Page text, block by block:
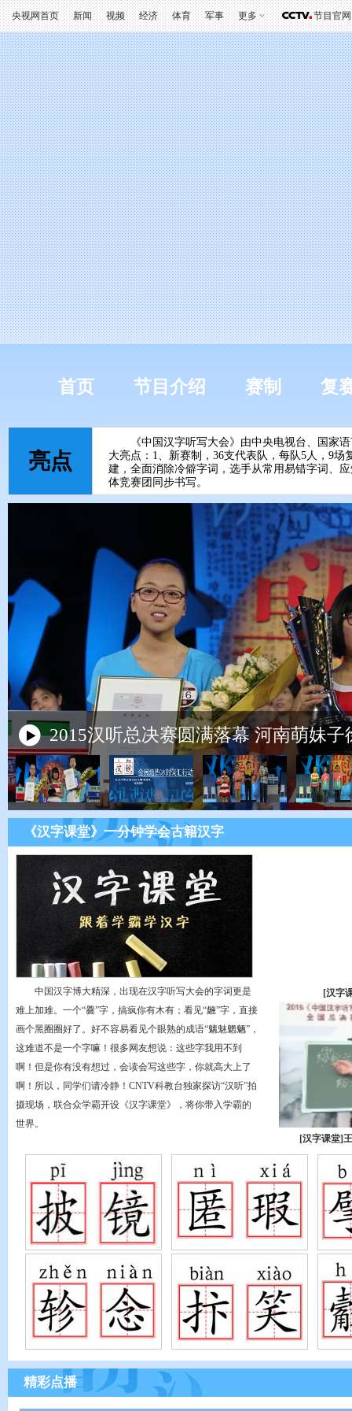
央视网首页 新闻 视频 经济 体育 军事 更多 节目官网
首页 节目介绍 赛制 复
亮点
《中国汉字听写大会》由中央电视台、国家语
大亮点：1、新赛制，36支代表队，每队5人，9
建，全面消除冷僻字词，选手从常用易错字词、
体竞赛团同步书写。
2015汉听总决赛圆满落幕 河南萌妹
《汉字课堂》一分钟学会古籍汉字
中国汉字博大精深，出现在汉字听写大会的字词更是
难上加难。一个“爨”字，搞疯你有木有；看见“虪”字，直接
画个黑圈圈好了。好不容易看见个眼熟的成语“魑魅魍魉”，
这难道不是一个字嘛！很多网友想说：这些字我用不到
啊！但是你有没有想过，会读会写这些字，你就高大上了
啊！所以，同学们请冷静！CNTV科教台独家探访“汉听”拍
摄现场，联合众学霸开设《汉字课堂》，将你带入学霸的
世界。
[汉字
[汉字课堂]
精彩点播